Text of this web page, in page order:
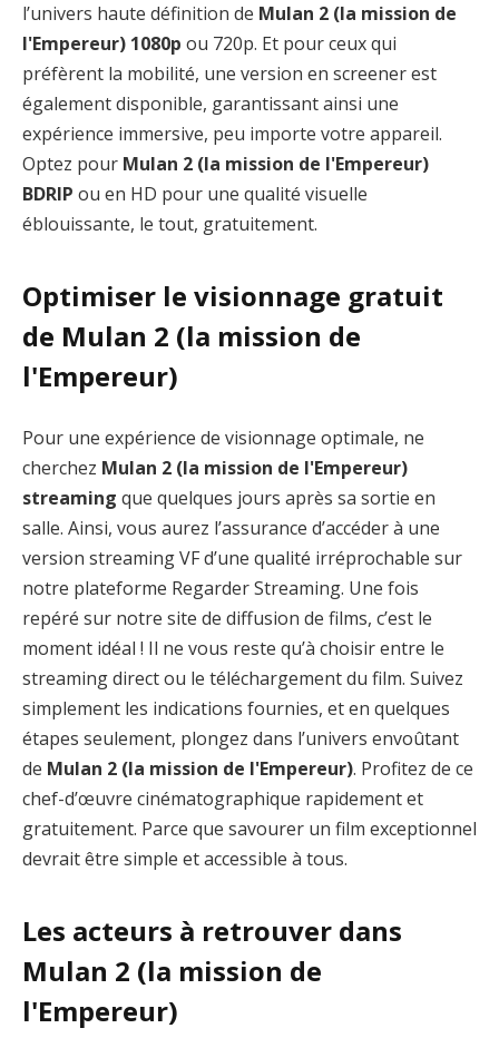
l’univers haute définition de Mulan 2 (la mission de
l'Empereur) 1080p ou 720p. Et pour ceux qui
préfèrent la mobilité, une version en screener est
également disponible, garantissant ainsi une
expérience immersive, peu importe votre appareil.
Optez pour Mulan 2 (la mission de l'Empereur)
BDRIP ou en HD pour une qualité visuelle
éblouissante, le tout, gratuitement.
Optimiser le visionnage gratuit
de Mulan 2 (la mission de
l'Empereur)
Pour une expérience de visionnage optimale, ne
cherchez Mulan 2 (la mission de l'Empereur)
streaming que quelques jours après sa sortie en
salle. Ainsi, vous aurez l’assurance d’accéder à une
version streaming VF d’une qualité irréprochable sur
notre plateforme Regarder Streaming. Une fois
repéré sur notre site de diffusion de films, c’est le
moment idéal ! Il ne vous reste qu’à choisir entre le
streaming direct ou le téléchargement du film. Suivez
simplement les indications fournies, et en quelques
étapes seulement, plongez dans l’univers envoûtant
de Mulan 2 (la mission de l'Empereur). Profitez de ce
chef-d’œuvre cinématographique rapidement et
gratuitement. Parce que savourer un film exceptionnel
devrait être simple et accessible à tous.
Les acteurs à retrouver dans
Mulan 2 (la mission de
l'Empereur)